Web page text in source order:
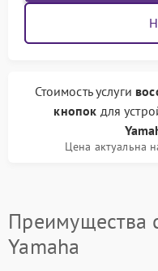
Стоимость услуги
кнопок для
Цена актуальна
Преимущества
Yamaha